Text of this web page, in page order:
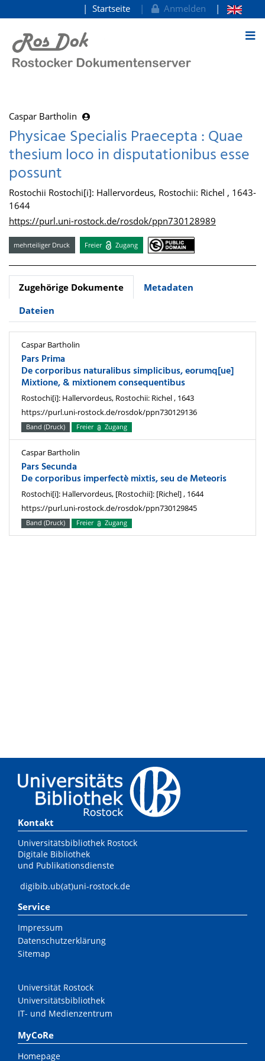
zum Inhalt
Startseite Anmelden
Caspar Bartholin
Physicae Specialis Praecepta : Quae
thesium loco in disputationibus esse
possunt
Rostochii Rostochi[i]: Hallervordeus, Rostochii: Richel , 1643-
1644
https://purl.uni-rostock.de/rosdok/ppn730128989
mehrteiliger Druck Freier Zugang
Zugehörige Dokumente
Metadaten
Dateien
Caspar Bartholin
Pars Prima
De corporibus naturalibus simplicibus, eorumq[ue]
Mixtione, & mixtionem consequentibus
Rostochi[i]: Hallervordeus, Rostochii: Richel , 1643
https://purl.uni-rostock.de/rosdok/ppn730129136
Band (Druck) Freier Zugang
Caspar Bartholin
Pars Secunda
De corporibus imperfectè mixtis, seu de Meteoris
Rostochi[i]: Hallervordeus, [Rostochii]: [Richel] , 1644
https://purl.uni-rostock.de/rosdok/ppn730129845
Band (Druck) Freier Zugang
Kontakt
Universitätsbibliothek Rostock
Digitale Bibliothek
und Publikationsdienste
digibib.ub(at)uni-rostock.de
Service
Impressum
Datenschutzerklärung
Sitemap
Universität Rostock
Universitätsbibliothek
IT- und Medienzentrum
MyCoRe
Homepage